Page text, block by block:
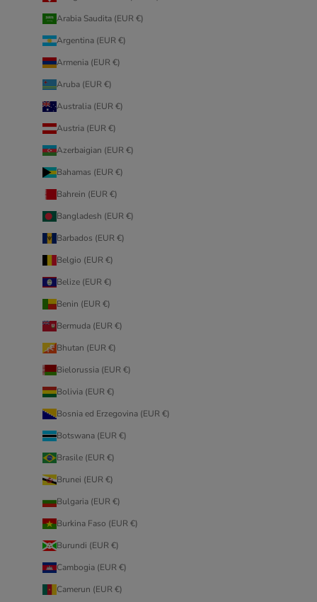
Arabia Saudita (EUR €)
Argentina (EUR €)
Armenia (EUR €)
Aruba (EUR €)
Australia (EUR €)
Austria (EUR €)
Azerbaigian (EUR €)
Bahamas (EUR €)
Bahrein (EUR €)
Bangladesh (EUR €)
Barbados (EUR €)
Belgio (EUR €)
Belize (EUR €)
Benin (EUR €)
Bermuda (EUR €)
Bhutan (EUR €)
Bielorussia (EUR €)
Bolivia (EUR €)
Bosnia ed Erzegovina (EUR €)
Botswana (EUR €)
Brasile (EUR €)
Brunei (EUR €)
Bulgaria (EUR €)
Burkina Faso (EUR €)
Burundi (EUR €)
Cambogia (EUR €)
Camerun (EUR €)